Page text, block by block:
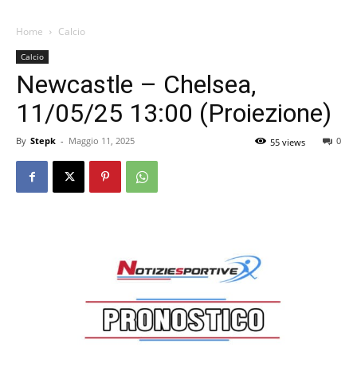
Home Calcio
Calcio
Newcastle – Chelsea,
11/05/25 13:00 (Proiezione)
By Stepk - Maggio 11, 2025 0
55 views